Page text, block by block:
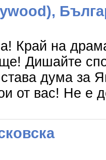
Край на
Дишайте
дума за
от вас! Не е